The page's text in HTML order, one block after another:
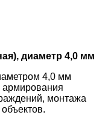
диаметр 4,0 мм
4,0 мм
армирования
монтажа